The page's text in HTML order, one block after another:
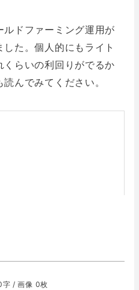
ドファーミング運用が
た。個人的にもライト
らいの利回りがでるか
んでみてください。
字 / 画像 0枚